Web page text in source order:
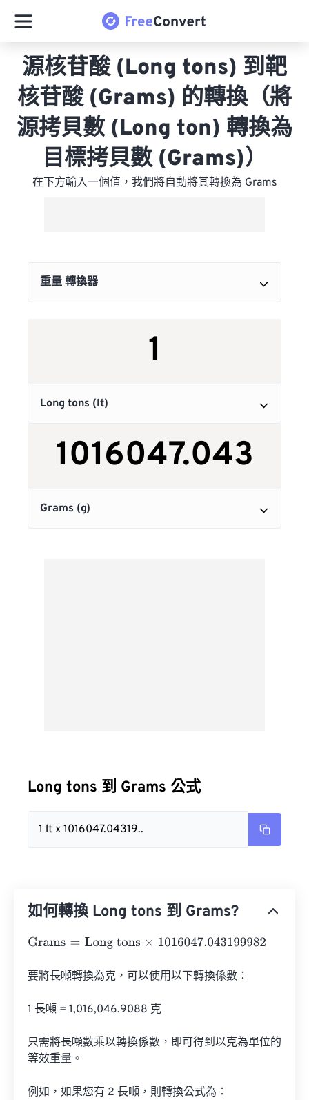
源核苷酸 (Long tons) 到靶
核苷酸 (Grams) 的轉換（將
源拷貝數 (Long ton) 轉換為
目標拷貝數 (Grams)）
在下方輸入一個值，我們將自動將其轉換為 Grams
Long tons 到 Grams 公式
1 lt x 1016047.04319..
如何轉換 Long tons 到 Grams?
Grams= Long tons ×1016047.043199982
要將長噸轉換為克，可以使用以下轉換係數：
1 長噸 = 1,016,046.9088 克
只需將長噸數乘以轉換係數，即可得到以克為單位的
等效重量。
例如，如果您有 2 長噸，則轉換公式為：